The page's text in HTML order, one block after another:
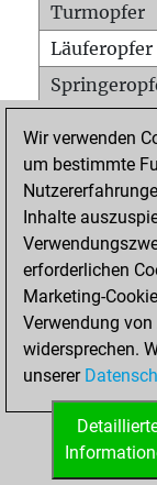
Turmopfer
Läuferopfer
Matt auf
Bauer setzt
Erstickte
Türme auf
STARTSEITE
Wir verwenden
um bestimmte
Inhalte
erforderlichen
Marketing-
Verwendung
widersprechen.
unserer